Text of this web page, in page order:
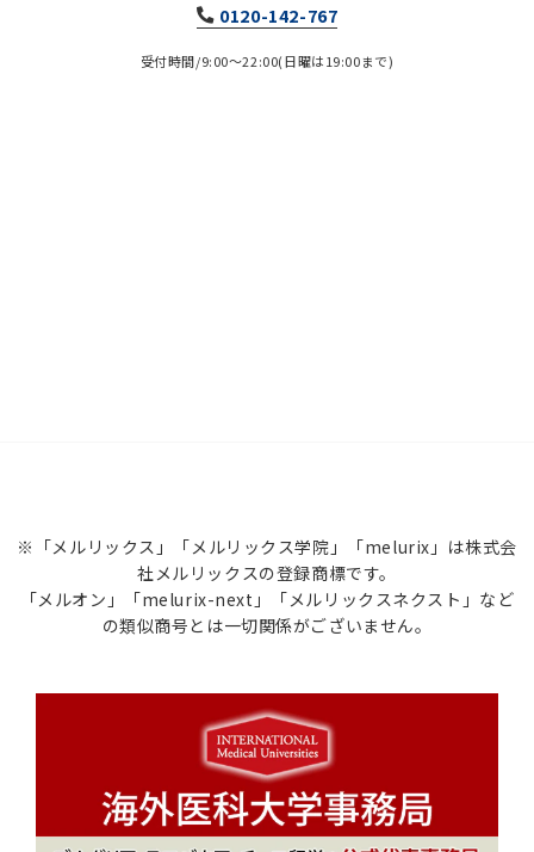
0120-142-767
受付時間/9:00～22:00(日曜は19:00まで)
※「メルリックス」「メルリックス学院」「melurix」は株式会
社メルリックスの登録商標です。
「メルオン」「melurix-next」「メルリックスネクスト」など
の類似商号とは一切関係がございません。